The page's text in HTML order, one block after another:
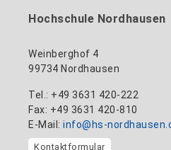
Hochschule Nordhausen
Weinberghof 4
99734 Nordhausen
Tel.: +49 3631 420-222
Fax: +49 3631 420-810
E-Mail: info@hs-
Kontaktformular